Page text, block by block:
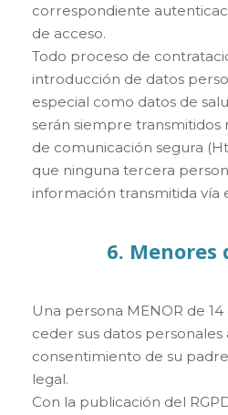
correspondiente
de acceso.
Todo proceso de
introducción de datos
especial como datos de
serán siempre
de comunicación segura
que ninguna tercera
información transmitida vía
6. Menores
Una persona MENOR de
ceder sus datos personales
consentimiento de su
legal.
Con la publicación del